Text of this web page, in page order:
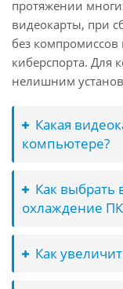
протяжении
видеокарты, при
без компромиссов
киберспорта. Для
нелишним
Какая
компьютере?
Как выбрать
охлаждение
Как